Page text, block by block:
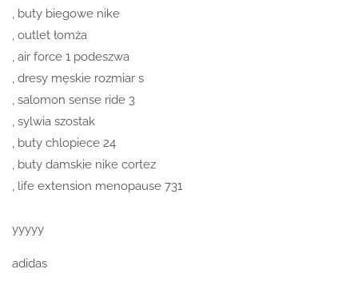
, buty biegowe nike
, outlet łomża
, air force 1 podeszwa
, dresy męskie rozmiar s
, salomon sense ride 3
, sylwia szostak
, buty chlopiece 24
, buty damskie nike cortez
, life extension menopause 731
yyyyy
adidas